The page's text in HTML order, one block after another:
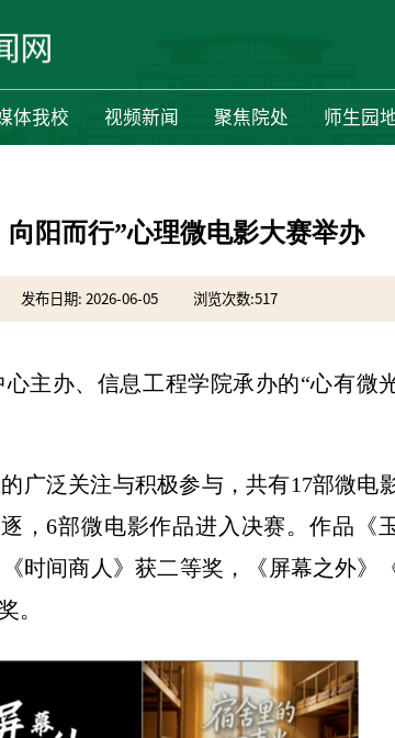
体我校 视频新闻 聚焦院处 师生园
向阳而行”心理微电影大赛举办
发布日期: 2026-06-05 浏览次数:517
主办、信息工程学院承办的“心有微
广泛关注与积极参与，共有17部微电
，6部微电影作品进入决赛。作品《
时间商人》获二等奖，《屏幕之外》
。